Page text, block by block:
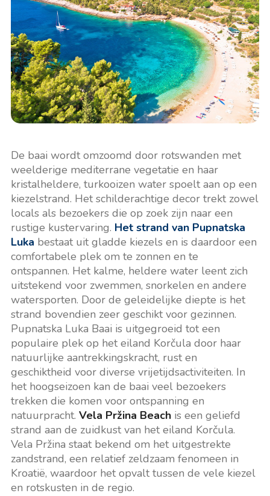
De baai wordt omzoomd door rotswanden met
weelderige mediterrane vegetatie en haar
kristalheldere, turkooizen water spoelt aan op een
kiezelstrand. Het schilderachtige decor trekt zowel
locals als bezoekers die op zoek zijn naar een
rustige kustervaring. Het strand van Pupnatska
Luka bestaat uit gladde kiezels en is daardoor een
comfortabele plek om te zonnen en te
ontspannen. Het kalme, heldere water leent zich
uitstekend voor zwemmen, snorkelen en andere
watersporten. Door de geleidelijke diepte is het
strand bovendien zeer geschikt voor gezinnen.
Pupnatska Luka Baai is uitgegroeid tot een
populaire plek op het eiland Korčula door haar
natuurlijke aantrekkingskracht, rust en
geschiktheid voor diverse vrijetijdsactiviteiten. In
het hoogseizoen kan de baai veel bezoekers
trekken die komen voor ontspanning en
natuurpracht. Vela Pržina Beachis een geliefd
strand aan de zuidkust van het eiland Korčula.
Vela Pržina staat bekend om het uitgestrekte
zandstrand, een relatief zeldzaam fenomeen in
Kroatië, waardoor het opvalt tussen de vele kiezel
en rotskusten in de regio.